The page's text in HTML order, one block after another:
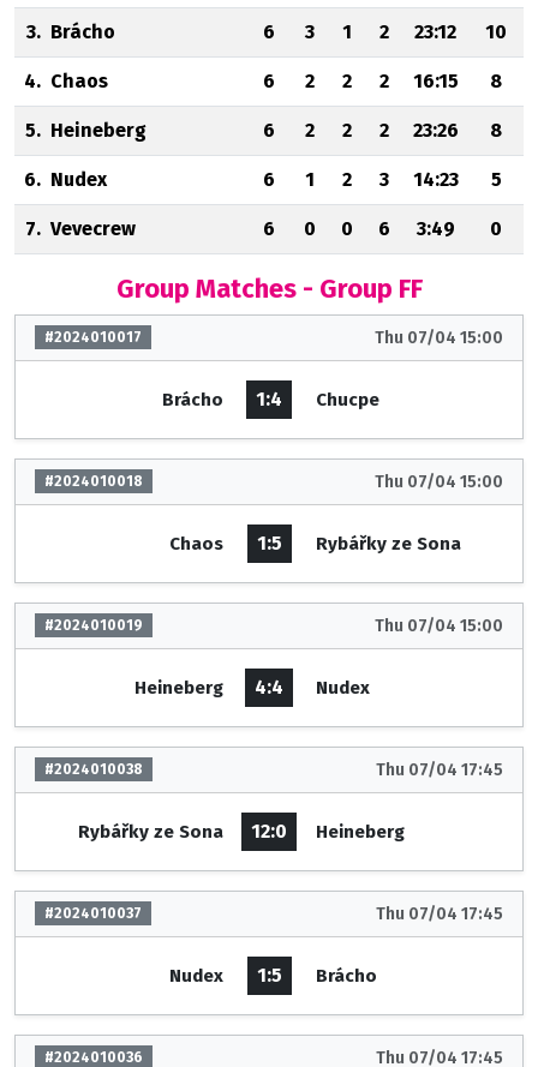
3. Brácho 6 3 1 2 23:12 10
4. Chaos 6 2 2 2 16:15 8
5. Heineberg 6 2 2 2 23:26 8
6. Nudex 6 1 2 3 14:23 5
7. Vevecrew 6 0 0 6 3:49 0
Group Matches - Group FF
#2024010017 Thu 07/04 15:00
Brácho 1:4 Chucpe
#2024010018 Thu 07/04 15:00
Chaos 1:5 Rybářky ze Sona
#2024010019 Thu 07/04 15:00
Heineberg 4:4 Nudex
#2024010038 Thu 07/04 17:45
Rybářky ze Sona 12:0 Heineberg
#2024010037 Thu 07/04 17:45
Nudex 1:5 Brácho
#2024010036 Thu 07/04 17:45